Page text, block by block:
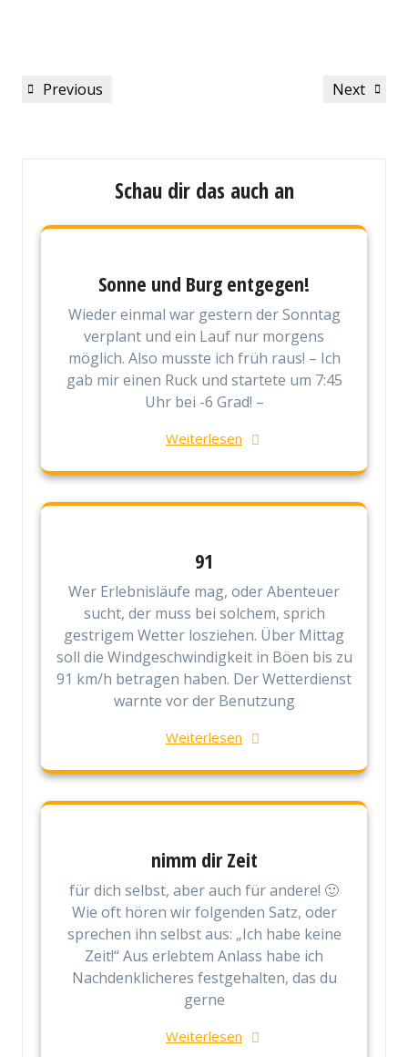
Beitragsnavigation
Previous
Previous
Next
Next
Schau dir das auch an
Sonne und Burg entgegen!
Wieder einmal war gestern der Sonntag
verplant und ein Lauf nur morgens
möglich. Also musste ich früh raus! – Ich
gab mir einen Ruck und startete um 7:45
Uhr bei -6 Grad! –
Weiterlesen
91
Wer Erlebnisläufe mag, oder Abenteuer
sucht, der muss bei solchem, sprich
gestrigem Wetter losziehen. Über Mittag
soll die Windgeschwindigkeit in Böen bis zu
91 km/h betragen haben. Der Wetterdienst
warnte vor der Benutzung
Weiterlesen
nimm dir Zeit
für dich selbst, aber auch für andere! 🙂
Wie oft hören wir folgenden Satz, oder
sprechen ihn selbst aus: „Ich habe keine
Zeit!“ Aus erlebtem Anlass habe ich
Nachdenklicheres festgehalten, das du
gerne
Weiterlesen